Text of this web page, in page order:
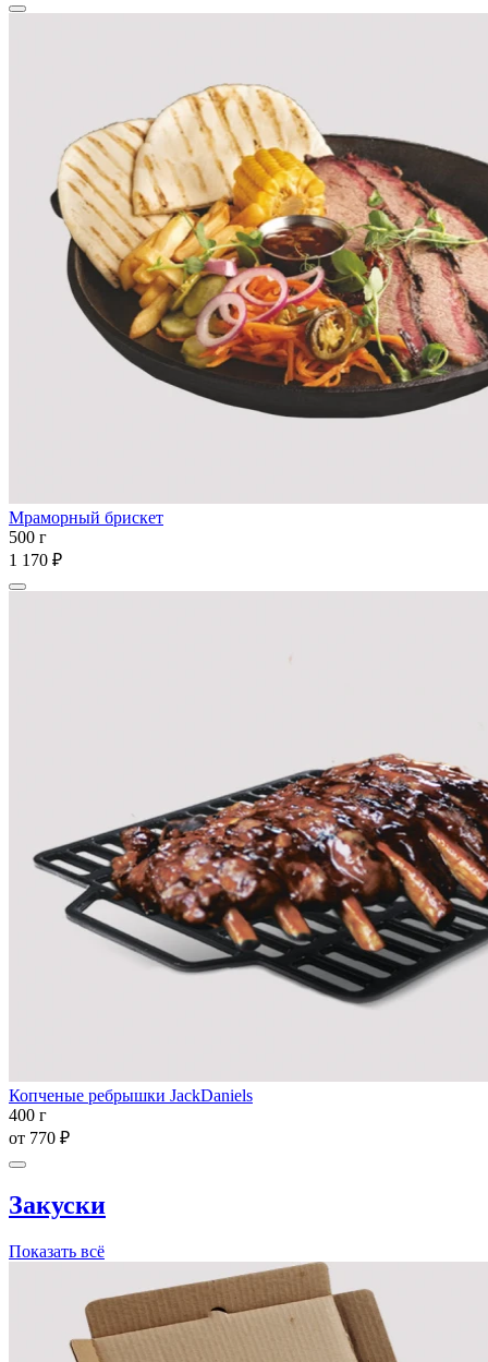
Мраморный брискет
500 г
1 170 ₽
Копченые ребрышки JackDaniels
400 г
от 770 ₽
Закуски
Показать всё